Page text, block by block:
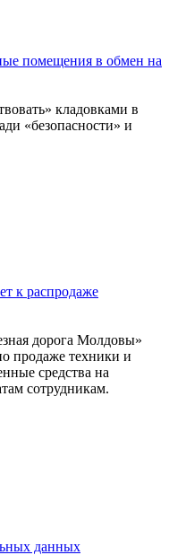
помещения в обмен на
кладовками в
«безопасности» и
к распродаже
дорога Молдовы»
продаже техники и
средства на
сотрудникам.
данных